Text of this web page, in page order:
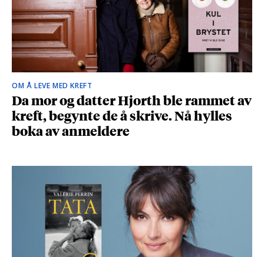
OM Å LEVE MED KREFT
Da mor og datter Hjorth ble rammet av
kreft, begynte de å skrive. Nå hylles
boka av anmeldere